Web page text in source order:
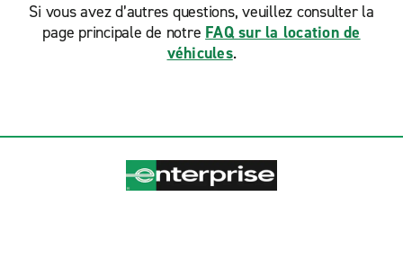
Si vous avez d’autres questions, veuillez consulter la
page principale de notre FAQ sur la location de
véhicules.